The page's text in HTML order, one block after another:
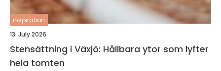
inspiration
13. July 2026
Stensättning i Växjö: Hållbara ytor som lyfter
hela tomten